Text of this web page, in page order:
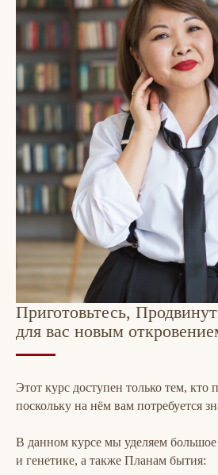
Приготовьтесь,
для вас новым
Этот курс доступен только тем, кто
поскольку на нём вам потребуется
В данном курсе мы уделяем
и генетике, а также Планам бытия: